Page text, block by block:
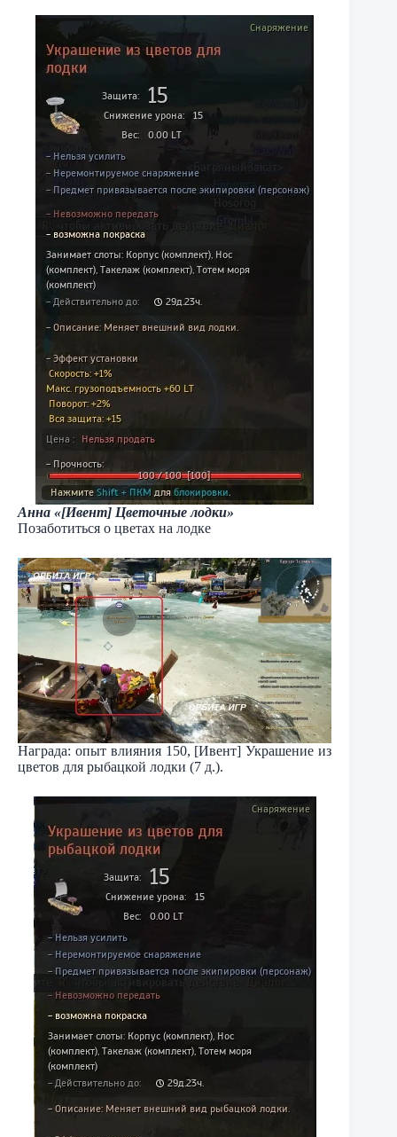
Анна «[Ивент] Цветочные лодки»
Позаботиться о цветах на лодке
Награда: опыт влияния 150, [Ивент] Украшение из
цветов для рыбацкой лодки (7 д.).